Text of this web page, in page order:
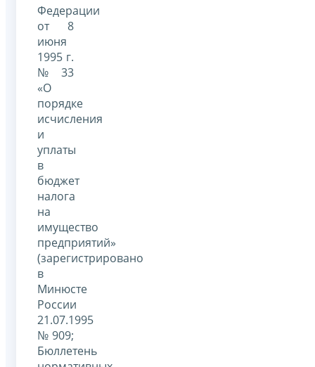
Федерации
от 8
июня
1995 г.
№ 33
«О
порядке
исчисления
и
уплаты
в
бюджет
налога
на
имущество
предприятий»
(зарегистрировано
в
Минюсте
России
21.07.1995
№ 909;
Бюллетень